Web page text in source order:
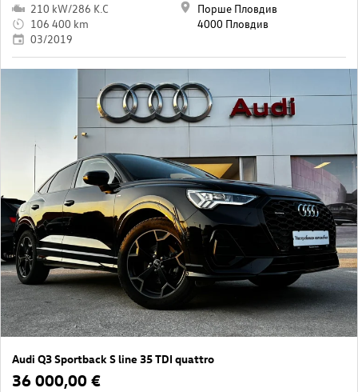
210 kW/286 K.C
106 400 km
03/2019
Порше Пловдив
4000 Пловдив
Audi Q3 Sportback S line 35 TDI quattro
36 000,00 €